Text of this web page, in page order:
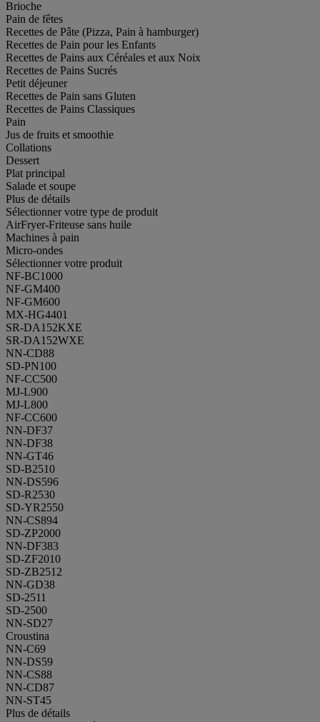
Brioche
Pain de fêtes
Recettes de Pâte (Pizza, Pain à hamburger)
Recettes de Pain pour les Enfants
Recettes de Pains aux Céréales et aux Noix
Recettes de Pains Sucrés
Petit déjeuner
Recettes de Pain sans Gluten
Recettes de Pains Classiques
Pain
Jus de fruits et smoothie
Collations
Dessert
Plat principal
Salade et soupe
Plus de détails
Sélectionner votre type de produit
AirFryer-Friteuse sans huile
Machines à pain
Micro-ondes
Sélectionner votre produit
NF-BC1000
NF-GM400
NF-GM600
MX-HG4401
SR-DA152KXE
SR-DA152WXE
NN-CD88
SD-PN100
NF-CC500
MJ-L900
MJ-L800
NF-CC600
NN-DF37
NN-DF38
NN-GT46
SD-B2510
NN-DS596
SD-R2530
SD-YR2550
NN-CS894
SD-ZP2000
NN-DF383
SD-ZF2010
SD-ZB2512
NN-GD38
SD-2511
SD-2500
NN-SD27
Croustina
NN-C69
NN-DS59
NN-CS88
NN-CD87
NN-ST45
Plus de détails